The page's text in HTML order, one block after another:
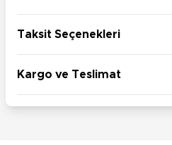
Taksit Seçenekleri
Kargo ve Teslimat